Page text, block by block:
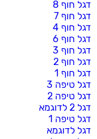
דגל חוף 8
דגל חוף 7
דגל חוף 4
דגל חוף 6
דגל חוף 3
דגל חוף 2
דגל חוף 1
דגל טיפה 3
דגל טיפה 2
דגל 2 לדוגמא
דגל טיפה 1
דגל לדוגמא